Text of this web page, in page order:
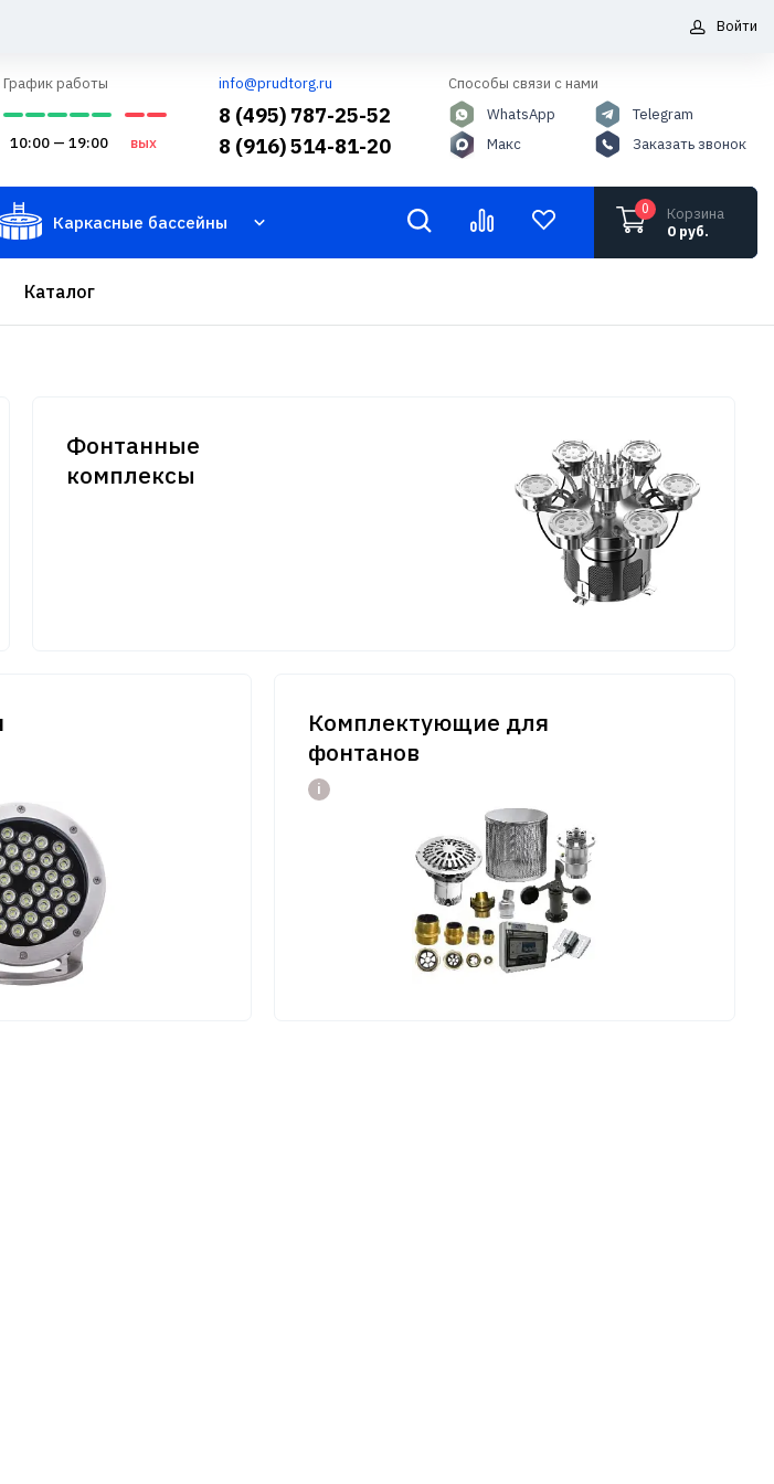
Войти
График работы
10:00 — 19:00 вых
info@prudtorg.ru
8 (495) 787-25-52
8 (916) 514-81-20
Способы связи с нами
WhatsApp
Макс
Telegram
Заказать звонок
Каркасные бассейны
0
Корзина
0 руб.
Каталог
Фонтанные
комплексы
Комплектующие для
фонтанов
i